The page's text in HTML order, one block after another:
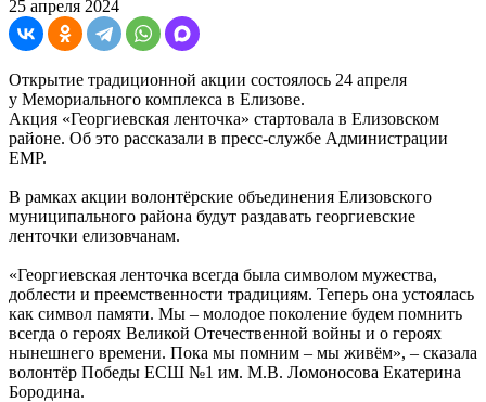
25 апреля 2024
Открытие традиционной акции состоялось 24 апреля
у Мемориального комплекса в Елизове.
Акция «Георгиевская ленточка» стартовала в Елизовском
районе. Об это рассказали в пресс-службе Администрации
ЕМР.
В рамках акции волонтёрские объединения Елизовского
муниципального района будут раздавать георгиевские
ленточки елизовчанам.
«Георгиевская ленточка всегда была символом мужества,
доблести и преемственности традициям. Теперь она устоялась
как символ памяти. Мы – молодое поколение будем помнить
всегда о героях Великой Отечественной войны и о героях
нынешнего времени. Пока мы помним – мы живём», – сказала
волонтёр Победы ЕСШ №1 им. М.В. Ломоносова Екатерина
Бородина.